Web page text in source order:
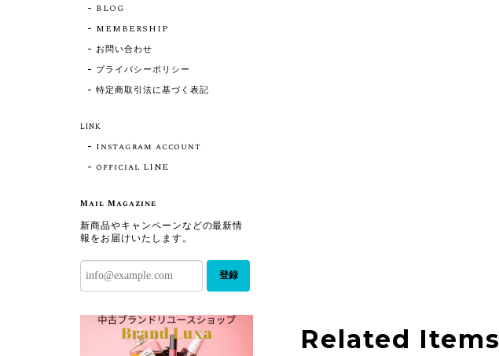
Related Items
BLOG
MEMBERSHIP
お問い合わせ
プライバシーポリシー
特定商取引法に基づく表記
LINK
Instagram account
official LINE
Mail Magazine
新商品やキャンペーンなどの最新情
報をお届けいたします。
登録